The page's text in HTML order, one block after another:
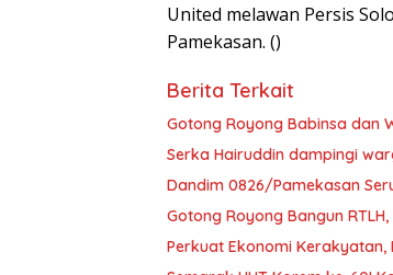
United melawan Persis
Pamekasan. ()
Berita Terkait
Gotong Royong Babinsa dan
Serka Hairuddin dampingi
Dandim 0826/Pamekasan
Gotong Royong Bangun
Perkuat Ekonomi Kerakyatan,